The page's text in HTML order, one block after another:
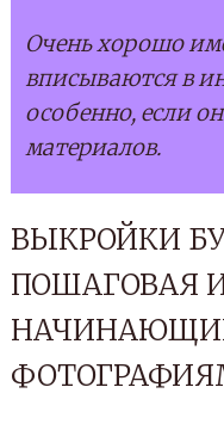
Очень хорошо
вписываются в
особенно, если
материалов.
ВЫКРОЙКИ
ПОШАГОВАЯ